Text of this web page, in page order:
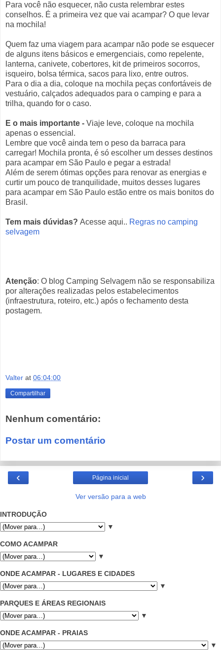
Para você não esquecer, não custa relembrar estes
conselhos. É a primeira vez que vai acampar? O que levar
na mochila!
Quem faz uma viagem para acampar não pode se esquecer
de alguns itens básicos e emergenciais, como repelente,
lanterna, canivete, cobertores, kit de primeiros socorros,
isqueiro, bolsa térmica, sacos para lixo, entre outros.
Para o dia a dia, coloque na mochila peças confortáveis de
vestuário, calçados adequados para o camping e para a
trilha, quando for o caso.
E o mais importante - Viaje leve, coloque na mochila
apenas o essencial.
Lembre que você ainda tem o peso da barraca para
carregar! Mochila pronta, é só escolher um desses destinos
para acampar em São Paulo e pegar a estrada!
Além de serem ótimas opções para renovar as energias e
curtir um pouco de tranquilidade, muitos desses lugares
para acampar em São Paulo estão entre os mais bonitos do
Brasil.
Tem mais dúvidas? Acesse aqui.. Regras no camping
selvagem
Atenção: O blog Camping Selvagem não se responsabiliza
por alterações realizadas pelos estabelecimentos
(infraestrutura, roteiro, etc.) após o fechamento desta
postagem.
Valter at 06:04:00
Compartilhar
Nenhum comentário:
Postar um comentário
‹ ›
Página inicial
Ver versão para a web
INTRODUÇÃO
▼
COMO ACAMPAR
▼
ONDE ACAMPAR - LUGARES E CIDADES
▼
PARQUES E ÁREAS REGIONAIS
▼
ONDE ACAMPAR - PRAIAS
▼